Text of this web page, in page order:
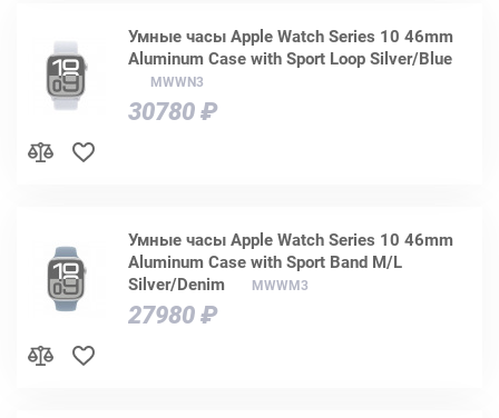
Умные часы Apple Watch Series 10 46mm
Aluminum Case with Sport Loop Silver/Blue
MWWN3
30780 ₽
Умные часы Apple Watch Series 10 46mm
Aluminum Case with Sport Band M/L
Silver/Denim
MWWM3
27980 ₽